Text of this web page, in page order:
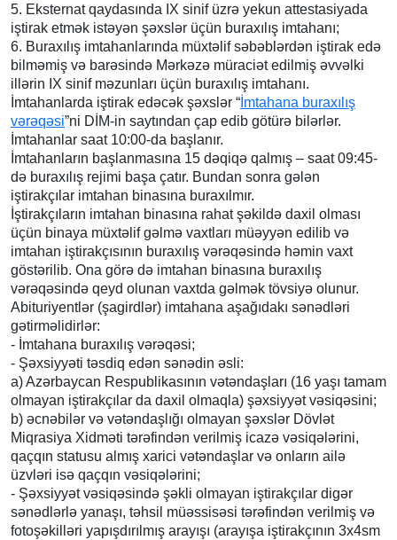
5. Eksternat qaydasında IX sinif üzrə yekun attestasiyada
iştirak etmək istəyən şəxslər üçün buraxılış imtahanı;
6. Buraxılış imtahanlarında müxtəlif səbəblərdən iştirak edə
bilməmiş və barəsində Mərkəzə müraciət edilmiş əvvəlki
illərin IX sinif məzunları üçün buraxılış imtahanı.
İmtahanlarda iştirak edəcək şəxslər “ İmtahana buraxılış
vərəqəsi”ni DİM-in saytından çap edib götürə bilərlər.
İmtahanlar saat 10:00-da başlanır.
İmtahanların başlanmasına 15 dəqiqə qalmış – saat 09:45-
də buraxılış rejimi başa çatır. Bundan sonra gələn
iştirakçılar imtahan binasına buraxılmır.
İştirakçıların imtahan binasına rahat şəkildə daxil olması
üçün binaya müxtəlif gəlmə vaxtları müəyyən edilib və
imtahan iştirakçısının buraxılış vərəqəsində həmin vaxt
göstərilib. Ona görə də imtahan binasına buraxılış
vərəqəsində qeyd olunan vaxtda gəlmək tövsiyə olunur.
Abituriyentlər (şagirdlər) imtahana aşağıdakı sənədləri
gətirməlidirlər:
- İmtahana buraxılış vərəqəsi;
- Şəxsiyyəti təsdiq edən sənədin əsli:
a) Azərbaycan Respublikasının vətəndaşları (16 yaşı tamam
olmayan iştirakçılar da daxil olmaqla) şəxsiyyət vəsiqəsini;
b) əcnəbilər və vətəndaşlığı olmayan şəxslər Dövlət
Miqrasiya Xidməti tərəfindən verilmiş icazə vəsiqələrini,
qaçqın statusu almış xarici vətəndaşlar və onların ailə
üzvləri isə qaçqın vəsiqələrini;
- Şəxsiyyət vəsiqəsində şəkli olmayan iştirakçılar digər
sənədlərlə yanaşı, təhsil müəssisəsi tərəfindən verilmiş və
fotoşəkilləri yapışdırılmış arayışı (arayışa iştirakçının 3x4sm